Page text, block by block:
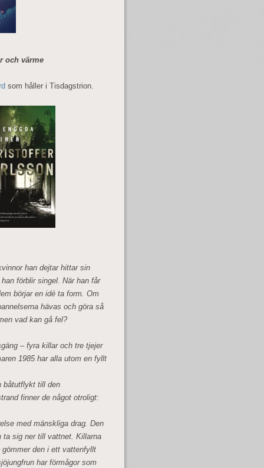
och värme
som håller i Tisdagstrion.
han dejtar hittar sin
förblir singel. När han får
börjar en idé ta form. Om
hävas och göra så
vad kan gå fel?
– fyra killar och tre tjejer
1985 har alla utom en fyllt
båtutflykt till den
finner de något otroligt:
med mänskliga drag. Den
ta sig ner till vattnet. Killarna
den i ett vattenfyllt
har förmågor som